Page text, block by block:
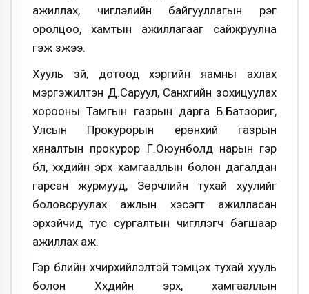
ажиллах, чиглэлийн байгууллагын үүрэг
оролцоо, хамтын ажиллагааг сайжруулна
гэж үзжээ.
Хууль зүй, дотоод хэргийн яамны ахлах
мэргэжилтэн Д.Саруул, Санхүүгийн зохицуулах
хорооны Тамгын газрын дарга Б.Батзориг,
Улсын Прокурорын ерөнхий газрын
хяналтын прокурор Г.Оюунболд нарын гэр
бүл, хүүхдийн эрх хамгааллын болон дагалдан
гарсан журмууд, Зөрчлийн тухай хуулийг
боловсруулах ажлын хэсэгт ажилласан
эрхзүйчид тус сургалтын чиглүүлэгч багшаар
ажиллах аж.
Гэр бүлийн хүчирхийлэлтэй тэмцэх тухай хууль
болон Хүүхдийн эрх, хамгааллын